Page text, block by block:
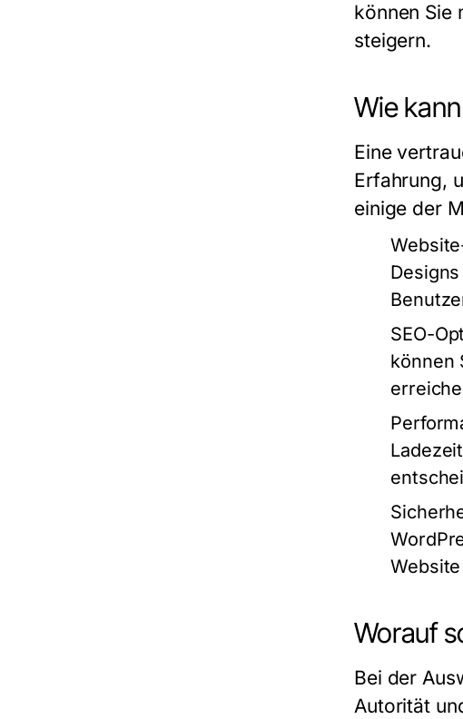
können Sie
steigern.
Wie
Eine
Erfahrung,
einige der
SEO-
können
Worauf
Bei der
Autorität